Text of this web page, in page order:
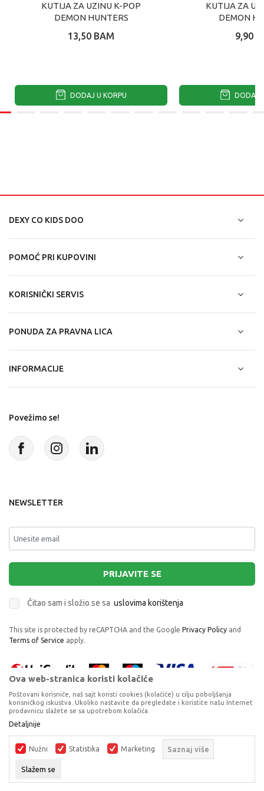
KUTIJA ZA UZINU K-POP
DEMON HUNTERS
13,50 BAM
DODAJ U KORPU
KUTIJA ZA
DEMON
9,90
DODAJ
DEXY CO KIDS DOO
POMOĆ PRI KUPOVINI
KORISNIČKI SERVIS
PONUDA ZA PRAVNA LICA
INFORMACIJE
Povežimo se!
NEWSLETTER
PRIJAVITE SE
Čitao sam i složio se sa uslovima korištenja
This site is protected by reCAPTCHA and the Google Privacy Policy and
Terms of Service apply.
Proizvode na sajtu nastojimo da opišemo što je preciznije moguće, ali ne
možemo garantovati da su svi podaci i fotografije, navedeni u okrviru
proizvoda, u potpunosti kompletni i bez grešaka. Svi artikli prikazani na
sajtu su dio naše ponude, ali ne podrazumijeva da su dostupni u svakom
Ova web-stranica koristi kolačiće
Poštovani korisniče, naš sajt koristi cookies (kolačiće) u cilju poboljšanja
korisničkog iskustva. Ukoliko nastavite da pregledate i koristite našu Internet
prodavnicu slažete se sa upotrebom kolačića.
Detaljnije
Nužni Statistika Marketing Saznaj više
Slažem se